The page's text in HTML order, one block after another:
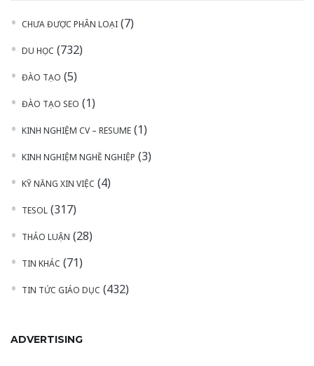
CHƯA ĐƯỢC PHÂN LOẠI (7)
DU HỌC (732)
ĐÀO TẠO (5)
ĐÀO TẠO SEO (1)
KINH NGHIỆM CV – RESUME (1)
KINH NGHIỆM NGHỀ NGHIỆP (3)
KỸ NĂNG XIN VIỆC (4)
TESOL (317)
THẢO LUẬN (28)
TIN KHÁC (71)
TIN TỨC GIÁO DỤC (432)
ADVERTISING